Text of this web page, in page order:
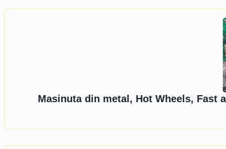
Masinuta din metal, Hot Wheels, Fast